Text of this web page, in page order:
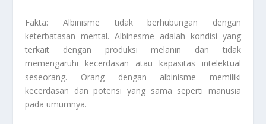
Fakta: Albinisme tidak berhubungan dengan
keterbatasan mental. Albinesme adalah kondisi yang
terkait dengan produksi melanin dan tidak
memengaruhi kecerdasan atau kapasitas intelektual
seseorang. Orang dengan albinisme memiliki
kecerdasan dan potensi yang sama seperti manusia
pada umumnya.